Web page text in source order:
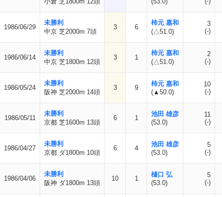
1986/06/29
未勝利
中京 芝2000m 7頭
3 6
柿元 嘉和
(△51.0)
3
(-)
1986/06/14
未勝利
中京 芝1800m 12頭
3 1
柿元 嘉和
(△51.0)
2
(-)
1986/05/24
未勝利
阪神 芝2000m 14頭
3 9
柿元 嘉和
(▲50.0)
10
(-)
1986/05/11
未勝利
京都 芝1600m 13頭
6 1
池田 雄彦
(53.0)
11
(-)
1986/04/27
未勝利
京都 ダ1800m 10頭
6 4
池田 雄彦
(53.0)
5
(-)
1986/04/06
未勝利
阪神 ダ1800m 13頭
10 1
樋口 弘
(53.0)
5
(-)